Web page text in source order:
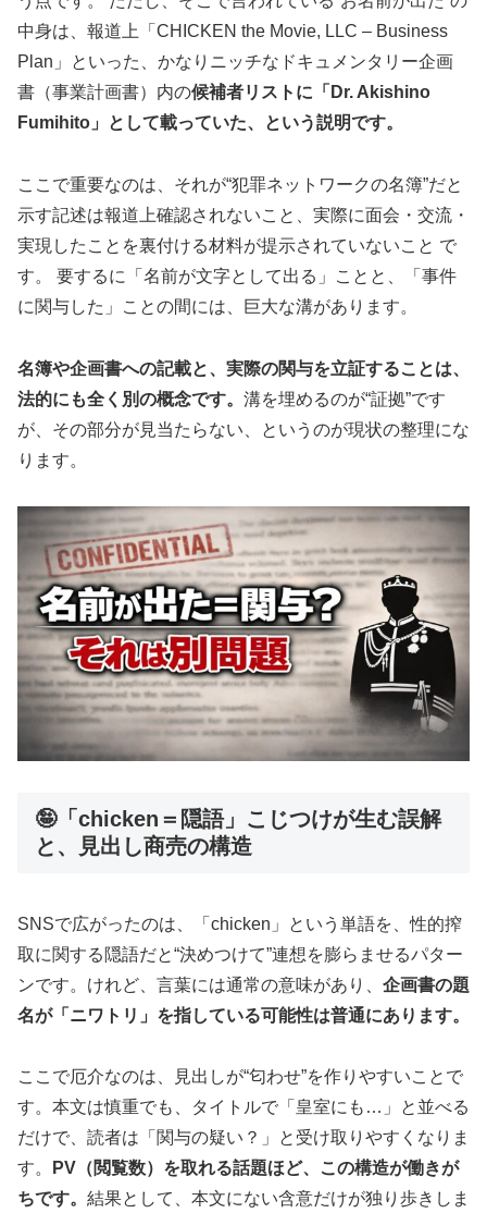
中身は、報道上「CHICKEN the Movie, LLC – Business
Plan」といった、かなりニッチなドキュメンタリー企画
書（事業計画書）内の候補者リストに「Dr. Akishino
Fumihito」として載っていた、という説明です。
ここで重要なのは、それが“犯罪ネットワークの名簿”だと
示す記述は報道上確認されないこと、実際に面会・交流・
実現したことを裏付ける材料が提示されていないこと で
す。 要するに「名前が文字として出る」ことと、「事件
に関与した」ことの間には、巨大な溝があります。
名簿や企画書への記載と、実際の関与を立証することは、
法的にも全く別の概念です。 溝を埋めるのが“証拠”です
が、その部分が見当たらない、というのが現状の整理にな
ります。
🤪「chicken＝隠語」こじつけが生む誤解
と、見出し商売の構造
SNSで広がったのは、「chicken」という単語を、性的搾
取に関する隠語だと“決めつけて”連想を膨らませるパター
ンです。けれど、言葉には通常の意味があり、 企画書の題
名が「ニワトリ」を指している可能性は普通にあります。
ここで厄介なのは、見出しが“匂わせ”を作りやすいことで
す。本文は慎重でも、タイトルで「皇室にも…」と並べる
だけで、読者は「関与の疑い？」と受け取りやすくなりま
す。
PV（閲覧数）を取れる話題ほど、この構造が働きが
ちです。 結果として、本文にない含意だけが独り歩きしま